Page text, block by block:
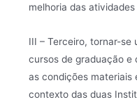
melhoria das
III – Terceiro, tornar-se
cursos de graduação e
as condições materiais
contexto das duas